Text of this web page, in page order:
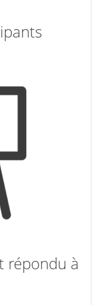
répondu à